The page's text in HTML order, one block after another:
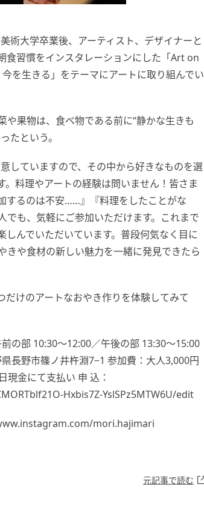
術大学卒業後、アーティスト、デザイナーと
食習慣をインスタレーションにした「Art on
を生きる」をテーマにアートに取り組んでい
果物は、食べ物である前に“静かな生きも
たという。
していますので、その中から好きなものを選
料理やアートの経験は問いません！皆さま
するのは不安……』『料理をしたことがな
も、気軽にご参加いただけます。これまで
んでいただいています。普段何気なく目に
きや食材の新しい魅力を一緒に発見できたら
だけのアートなおやき作りを体験してみて
の部 10:30～12:00／午後の部 13:30～15:00
長野市篠ノ井杵淵7−1 参加費：大人3,000円
金にて支払い 申 込：
Hxbis7Z-YslSPz5MTW6U/edit
mori.hajimari
元記事で読む